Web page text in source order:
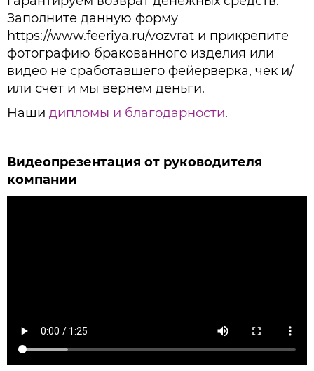
Заполните данную форму
https://www.feeriya.ru/vozvrat и прикрепите
фотографию бракованного изделия или
видео не сработавшего фейерверка, чек и/
или счет и мы вернем деньги.
Наши дипломы и благодарности.
Видеопрезентация от руководителя
компании